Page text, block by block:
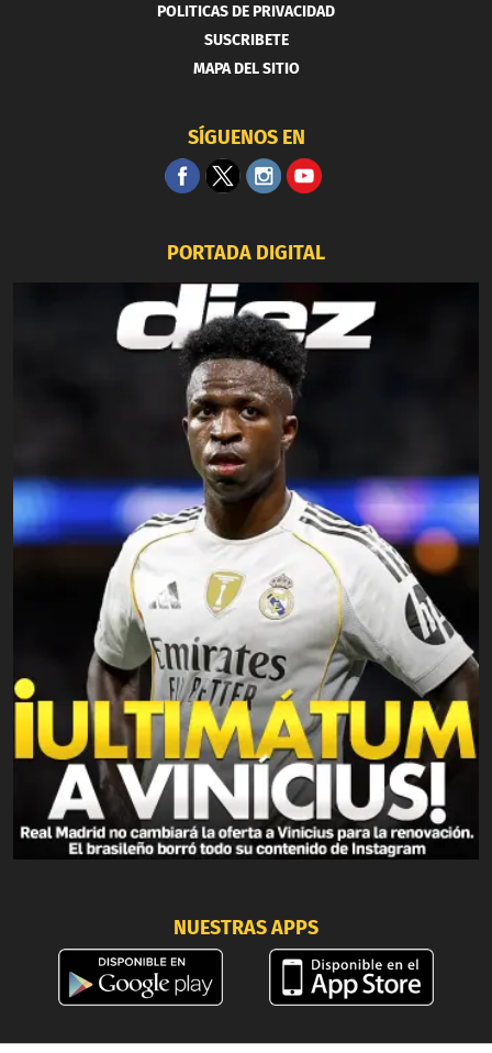
POLITICAS DE PRIVACIDAD
SUSCRIBETE
MAPA DEL SITIO
SÍGUENOS EN
PORTADA DIGITAL
NUESTRAS APPS